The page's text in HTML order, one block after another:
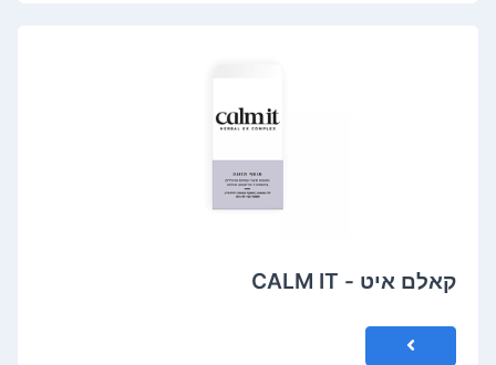
קאלם איט - CALM IT